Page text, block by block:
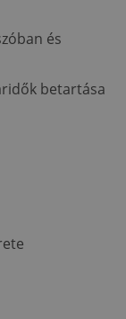
és
betartása